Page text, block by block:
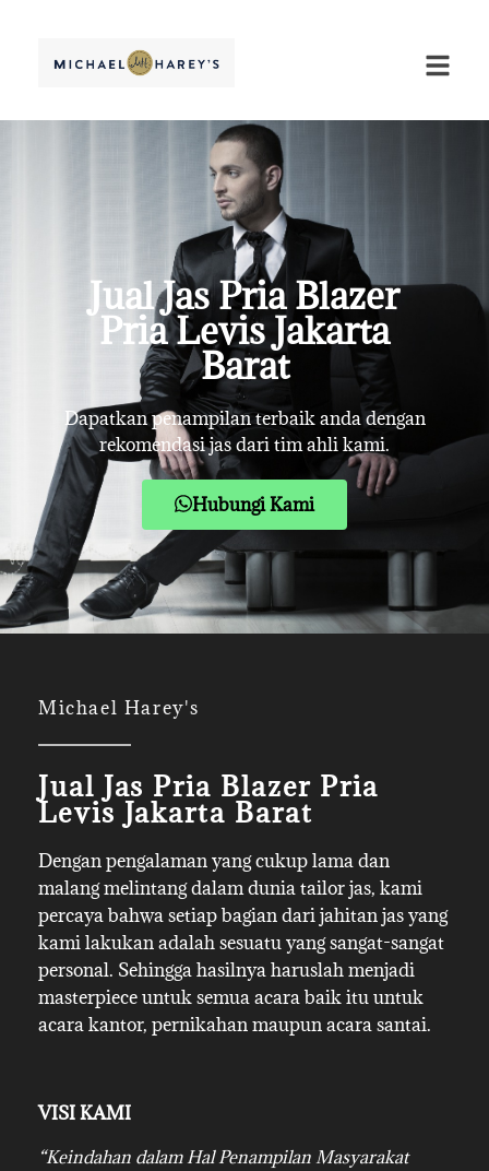
Jual Jas Pria Blazer
Pria Levis Jakarta
Barat
Dapatkan penampilan terbaik anda dengan
rekomendasi jas dari tim ahli kami.
Hubungi Kami
Michael Harey's
Jual Jas Pria Blazer Pria
Levis Jakarta Barat
Dengan pengalaman yang cukup lama dan
malang melintang dalam dunia tailor jas, kami
percaya bahwa setiap bagian dari jahitan jas yang
kami lakukan adalah sesuatu yang sangat-sangat
personal. Sehingga hasilnya haruslah menjadi
masterpiece untuk semua acara baik itu untuk
acara kantor, pernikahan maupun acara santai.
VISI KAMI
“Keindahan dalam Hal Penampilan Masyarakat